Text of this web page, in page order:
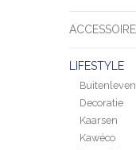
LIFESTYLE
Buitenleven
Decoratie
Kaarsen
Kawéco